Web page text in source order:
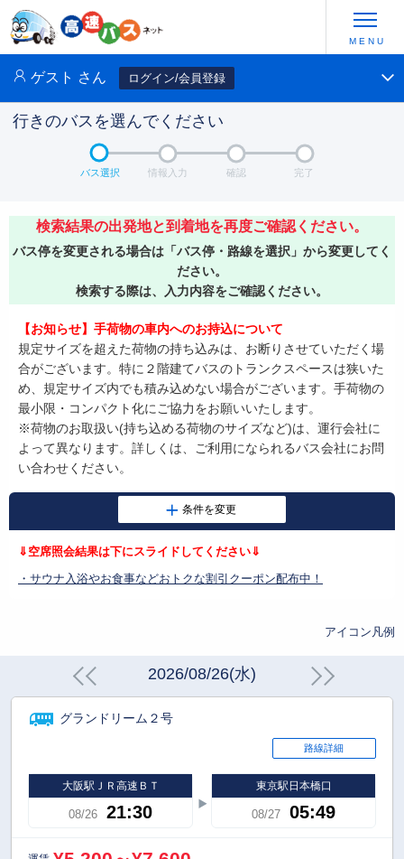
ゲスト さん ログイン/会員登録
行きのバスを選んでください
バス選択 情報入力 確認 完了
検索結果の出発地と到着地を再度ご確認ください。
バス停を変更される場合は「バス停・路線を選択」から変更してく
ださい。
検索する際は、入力内容をご確認ください。
【お知らせ】手荷物の車内へのお持込について
規定サイズを超えた荷物の持ち込みは、お断りさせていただく場
合がございます。特に２階建てバスのトランクスペースは狭いた
め、規定サイズ内でも積み込めない場合がございます。手荷物の
最小限・コンパクト化にご協力をお願いいたします。
※荷物のお取扱い(持ち込める荷物のサイズなど)は、運行会社に
よって異なります。詳しくは、ご利用になられるバス会社にお問
い合わせください。
⇓空席照会結果は下にスライドしてください⇓
・サウナ入浴やお食事などおトクな割引クーポン配布中！
アイコン凡例
2026/08/26(水)
グランドリーム２号
路線詳細
大阪駅ＪＲ高速ＢＴ
08/26 21:30
東京駅日本橋口
08/27 05:49